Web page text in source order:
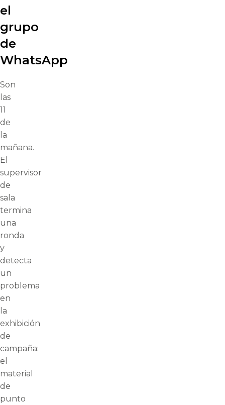
el
grupo
de
WhatsApp
Son
las
11
de
la
mañana.
El
supervisor
de
sala
termina
una
ronda
y
detecta
un
problema
en
la
exhibición
de
campaña:
el
material
de
punto